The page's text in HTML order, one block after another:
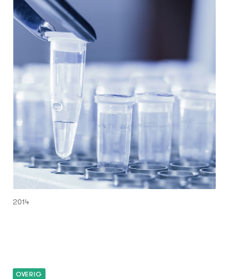
Wageningen University en Universiteit Utrecht
met steun van technologiestichting STW,
Vereniging Koepel Fokkerij en Artu Biologicals
onderzoek gedaan naar meerdere aspecten
van deze aandoening. De belangrijkste
resultaten van het onderzoek worden toegelicht
in dit artikel.
2014
OVERIG